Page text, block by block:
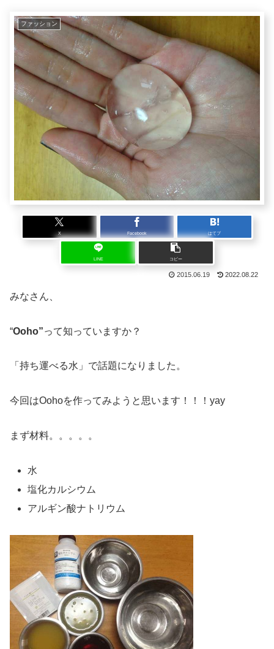
ファッション
X Facebook はてブ
LINE コピー
2015.06.19 2022.08.22
みなさん、
“Ooho”って知っていますか？
「持ち運べる水」で話題になりました。
今回はOohoを作ってみようと思います！！！yay
まず材料。。。。。
水
塩化カルシウム
アルギン酸ナトリウム